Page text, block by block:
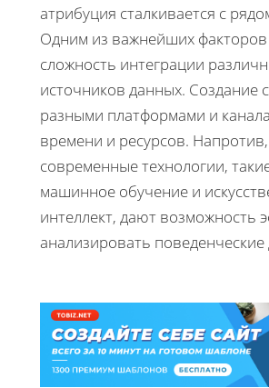
атрибуция сталкивается с
Одним из важнейших факторов
сложность интеграции
источников данных. Создание
разными платформами и
времени и ресурсов. Напротив,
современные технологии,
машинное обучение и
интеллект, дают возможность
анализировать